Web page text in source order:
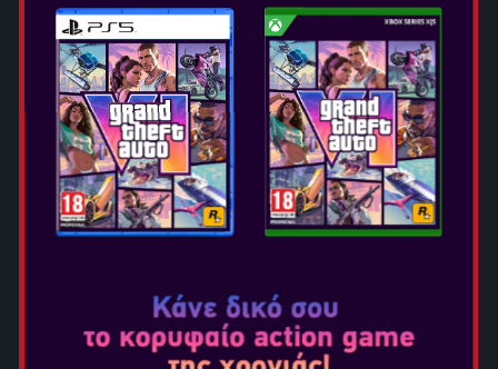
ΠΡΟΣΚΑΛΕΙ ΤΟΥΣ
ΠΑΙΚΤΕΣ ΝΑ ΖΗΣΟΥΝ
ΤΑ ΟΝΕΙΡΑ ΤΟΥΣ ΩΣ
ΣΟΥΠΕΡ ΗΡΩΕΣ.
Εξαιρετική αφήγηση και ένα διαρκώς αναπτυσσόμενο
σύμπαν σας δίνουν την οριστική εμπειρία παιχνιδιού
εξατομικεύστε ένα αυξανόμενο ρόστερ ηρώων,
συγκεντρωθείτε σε ομάδες έως και τεσσάρων παικτών
και υπερασπίστε τη γη ενάντια σε κλιμακούμενες απειλές.